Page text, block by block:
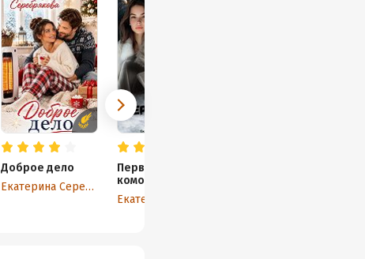
Доброе дело
Екатерина Серебрякова
Первый брак
комом?